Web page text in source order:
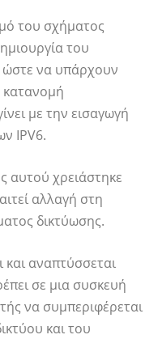
του σχήματος
του
ώστε να υπάρχουν
κατανομή
με την εισαγωγή
IPV6.
αυτού χρειάστηκε
αλλαγή στη
δικτύωσης.
και αναπτύσσεται
σε μια συσκευή
να συμπεριφέρεται
και του